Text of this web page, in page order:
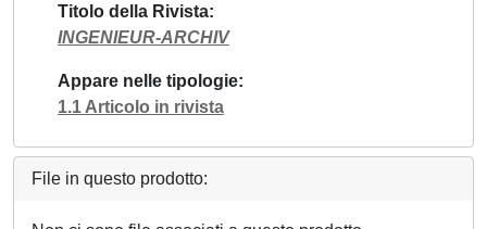
Titolo della Rivista
INGENIEUR-ARCHIV
Appare nelle tipologie
1.1 Articolo in rivista
File in questo prodotto: